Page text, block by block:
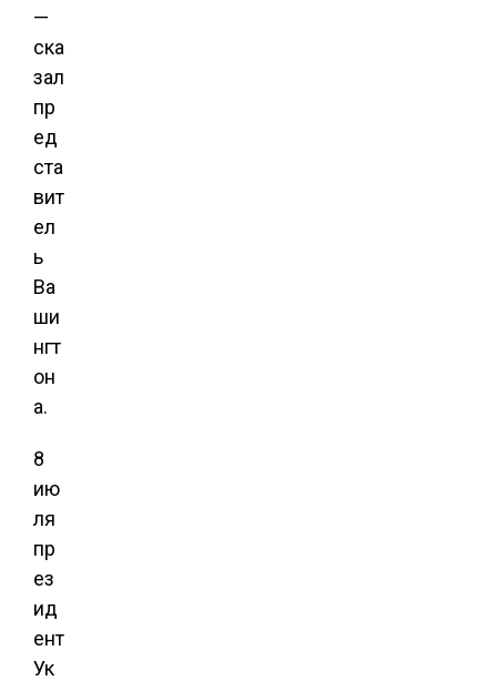
—
ска
зал
пр
ед
ста
вит
ел
ь
Ва
ши
нгт
он
а.
8
ию
ля
пр
ез
ид
ент
Ук